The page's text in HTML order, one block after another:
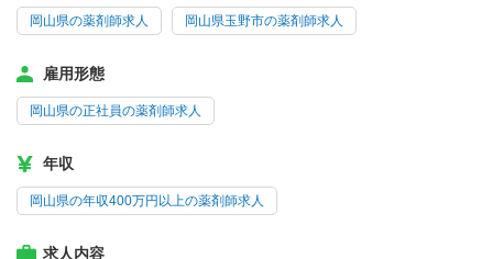
岡山県の薬剤師求人 岡山県玉野市の薬剤師求人
雇用形態
岡山県の正社員の薬剤師求人
年収
岡山県の年収400万円以上の薬剤師求人
求人内容